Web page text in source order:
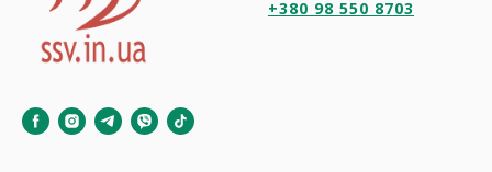
+380 98 550 8703